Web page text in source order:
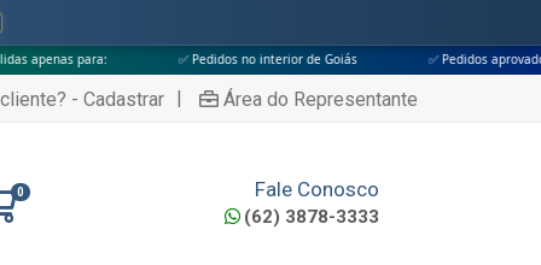
✅ Pedidos no interior de Goiás ✅ Pedidos aprovados até às 18h
- Cadastrar | Área do Representante
0 Fale Conosco
(62) 3878-3333